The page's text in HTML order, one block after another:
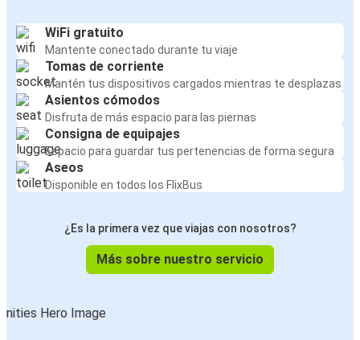
WiFi gratuito
Mantente conectado durante tu viaje
Tomas de corriente
Mantén tus dispositivos cargados mientras te desplazas
Asientos cómodos
Disfruta de más espacio para las piernas
Consigna de equipajes
Espacio para guardar tus pertenencias de forma segura
Aseos
Disponible en todos los FlixBus
¿Es la primera vez que viajas con nosotros?
Más sobre nuestro servicio